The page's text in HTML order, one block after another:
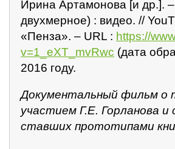
Ирина Артамонова [и др.].
двухмерное) : видео. //
«Пенза». – URL : https://
v=1_eXT_mvRwc (дата
2016 году.
Документальный фильм о
участием Г.Е. Горланова
ставших прототипами